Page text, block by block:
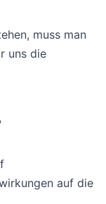
muss man
uns die
auf die